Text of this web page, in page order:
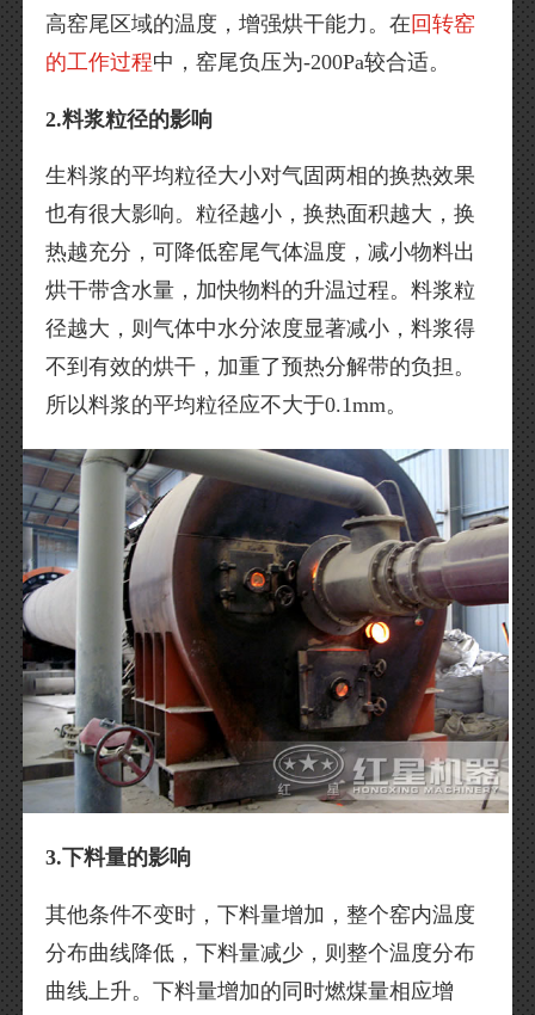
高窑尾区域的温度，增强烘干能力。在 回转窑
的工作过程中，窑尾负压为-200Pa较合适。
2.料浆粒径的影响
生料浆的平均粒径大小对气固两相的换热效果
也有很大影响。粒径越小，换热面积越大，换
热越充分，可降低窑尾气体温度，减小物料出
烘干带含水量，加快物料的升温过程。料浆粒
径越大，则气体中水分浓度显著减小，料浆得
不到有效的烘干，加重了预热分解带的负担。
所以料浆的平均粒径应不大于0.1mm。
3.下料量的影响
其他条件不变时，下料量增加，整个窑内温度
分布曲线降低，下料量减少，则整个温度分布
曲线上升。下料量增加的同时燃煤量相应增